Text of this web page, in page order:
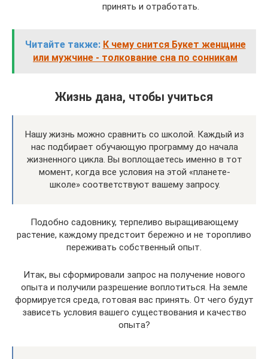
принять и отработать.
Читайте также: К чему снится Букет женщине
или мужчине - толкование сна по сонникам
Жизнь дана, чтобы учиться
Нашу жизнь можно сравнить со школой. Каждый из
нас подбирает обучающую программу до начала
жизненного цикла. Вы воплощаетесь именно в тот
момент, когда все условия на этой «планете-
школе» соответствуют вашему запросу.
Подобно садовнику, терпеливо выращивающему
растение, каждому предстоит бережно и не торопливо
переживать собственный опыт.
Итак, вы сформировали запрос на получение нового
опыта и получили разрешение воплотиться. На земле
формируется среда, готовая вас принять. От чего будут
зависеть условия вашего существования и качество
опыта?